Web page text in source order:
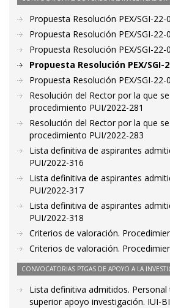
Propuesta Resolución PEX/SGI-22-
Propuesta Resolución PEX/SGI-22-
Propuesta Resolución PEX/SGI-22-
Propuesta Resolución PEX/SGI-
Propuesta Resolución PEX/SGI-22-
Resolución del Rector por la que
procedimiento PUI/2022-281
Resolución del Rector por la que
procedimiento PUI/2022-283
Lista definitiva de aspirantes
PUI/2022-316
Lista definitiva de aspirantes
PUI/2022-317
Lista definitiva de aspirantes
PUI/2022-318
Criterios de valoración.
Criterios de valoración.
CONVOCATORIAS PTGAS DE APOYO A LA
Lista definitiva admitidos.
superior apoyo investigación. IUI-